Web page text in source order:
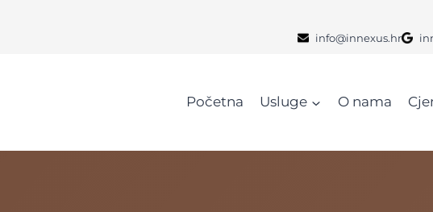
info@innexus.hr
Početna Usluge O nama